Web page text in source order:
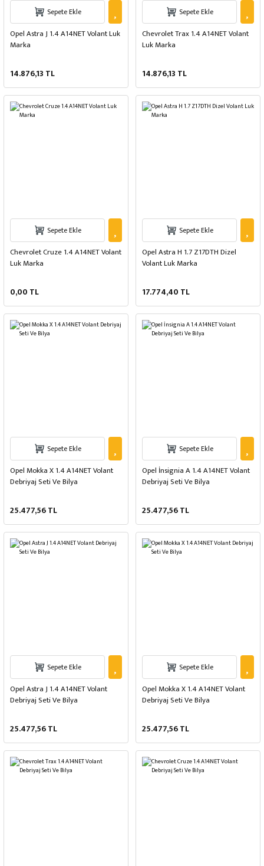
Sepete Ekle
Opel Astra J 1.4 A14NET Volant Luk
Marka
14.876,13 TL
Sepete Ekle
Chevrolet Trax 1.4 A14NET Volant
Luk Marka
14.876,13 TL
Sepete Ekle
Chevrolet Cruze 1.4 A14NET Volant
Luk Marka
0,00 TL
Sepete Ekle
Opel Astra H 1.7 Z17DTH Dizel
Volant Luk Marka
17.774,40 TL
Sepete Ekle
Opel Mokka X 1.4 A14NET Volant
Debriyaj Seti Ve Bilya
25.477,56 TL
Sepete Ekle
Opel İnsignia A 1.4 A14NET Volant
Debriyaj Seti Ve Bilya
25.477,56 TL
Sepete Ekle
Opel Astra J 1.4 A14NET Volant
Debriyaj Seti Ve Bilya
25.477,56 TL
Sepete Ekle
Opel Mokka X 1.4 A14NET Volant
Debriyaj Seti Ve Bilya
25.477,56 TL